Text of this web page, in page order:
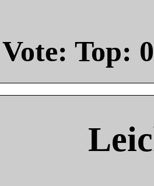
Vote: Top: 0